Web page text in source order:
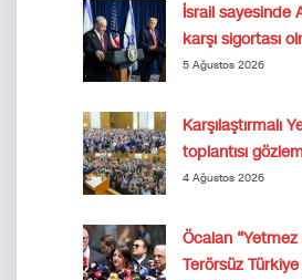
İsrail sayesinde
karşı sigortası
5 Ağustos 2026
Karşılaştırmalı
toplantısı
4 Ağustos 2026
Öcalan
Terörsüz